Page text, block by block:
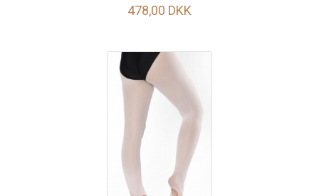
478,00 DKK